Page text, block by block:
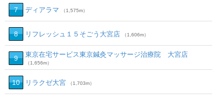
7 ディアラマ （1,575m）
8 リフレッシュ１５そごう大宮店 （1,606m）
9 東京在宅サービス東京鍼灸マッサージ治療院 大宮店
（1,656m）
10 リラクゼ大宮 （1,703m）